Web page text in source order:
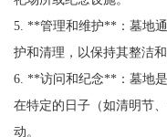
5. **管理和维护**：墓地
护和清理，以保持其整洁和
6. **访问和纪念**：墓地
在特定的日子（如清明节
动。